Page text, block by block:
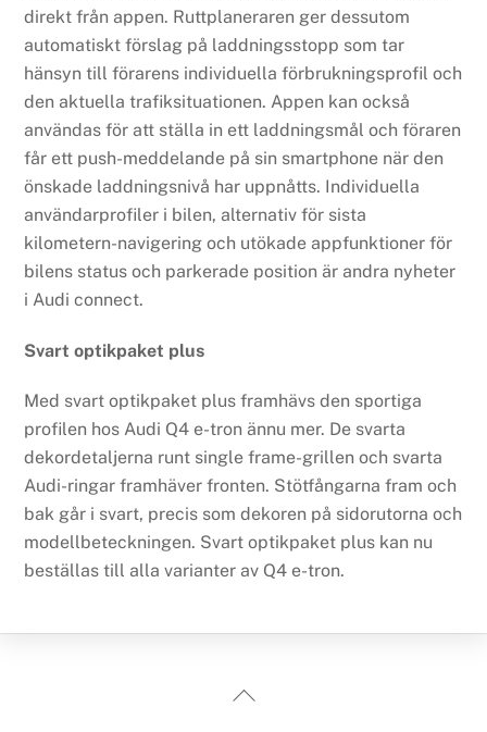
direkt från appen. Ruttplaneraren ger dessutom
automatiskt förslag på laddningsstopp som tar
hänsyn till förarens individuella förbrukningsprofil och
den aktuella trafiksituationen. Appen kan också
användas för att ställa in ett laddningsmål och föraren
får ett push-meddelande på sin smartphone när den
önskade laddningsnivå har uppnåtts. Individuella
användarprofiler i bilen, alternativ för sista
kilometern-navigering och utökade appfunktioner för
bilens status och parkerade position är andra nyheter
i Audi connect.
Svart optikpaket plus
Med svart optikpaket plus framhävs den sportiga
profilen hos Audi Q4 e-tron ännu mer. De svarta
dekordetaljerna runt single frame-grillen och svarta
Audi-ringar framhäver fronten. Stötfångarna fram och
bak går i svart, precis som dekoren på sidorutorna och
modellbeteckningen. Svart optikpaket plus kan nu
beställas till alla varianter av Q4 e-tron.
Back